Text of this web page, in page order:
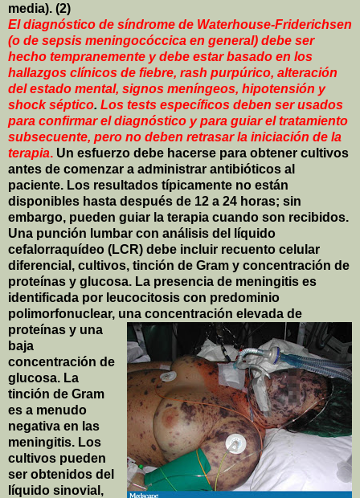
media). (2)
El diagnóstico de síndrome de Waterhouse-Friderichsen
(o de sepsis meningocóccica en general) debe ser
hecho tempranemente y debe estar basado en los
hallazgos clínicos de fiebre, rash purpúrico, alteración
del estado mental, signos meníngeos, hipotensión y
shock séptico. Los tests específicos deben ser usados
para confirmar el diagnóstico y para guiar el tratamiento
subsecuente, pero no deben retrasar la iniciación de la
terapia. Un esfuerzo debe hacerse para obtener cultivos
antes de comenzar a administrar antibióticos al
paciente. Los resultados típicamente no están
disponibles hasta después de 12 a 24 horas; sin
embargo, pueden guiar la terapia cuando son recibidos.
Una punción lumbar con análisis del líquido
cefalorraquídeo (LCR) debe incluir recuento celular
diferencial, cultivos, tinción de Gram y concentración de
proteínas y glucosa. La presencia de meningitis es
identificada por leucocitosis con predominio
polimorfonuclear, una concentración elevada de
proteínas y una
baja
concentración de
glucosa. La
tinción de Gram
es a menudo
negativa en las
meningitis. Los
cultivos pueden
ser obtenidos del
líquido sinovial,